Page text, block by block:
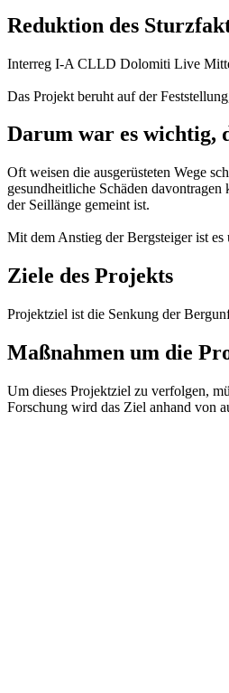
Reduktion des
Interreg I-A CLLD Dolomiti Live
Das Projekt beruht auf der
Darum war es wichtig,
Oft weisen die ausgerüsteten Wege
gesundheitliche Schäden
der Seillänge gemeint ist.
Mit dem Anstieg der Bergsteiger ist
Ziele des Projekts
Projektziel ist die Senkung der
Maßnahmen um die
Um dieses Projektziel zu verfolgen,
Forschung wird das Ziel anhand von